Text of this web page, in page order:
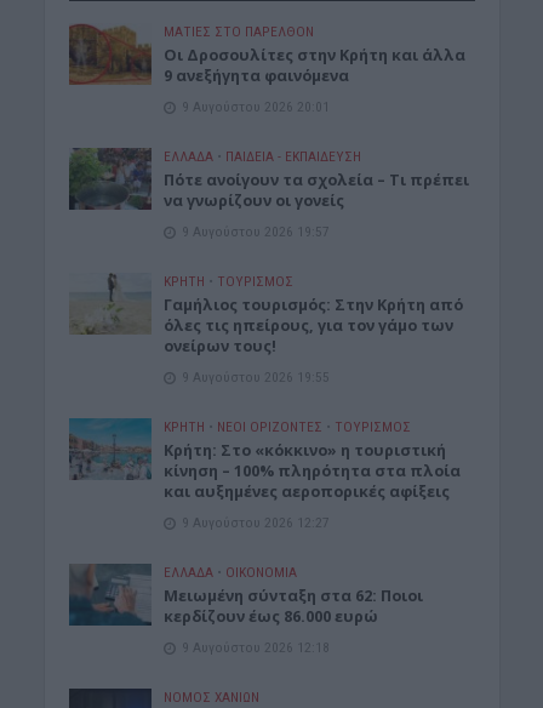
ΜΑΤΙΕΣ ΣΤΟ ΠΑΡΕΛΘΟΝ
Οι Δροσουλίτες στην Κρήτη και άλλα
9 ανεξήγητα φαινόμενα
9 Αυγούστου 2026 20:01
ΕΛΛΑΔΑ • ΠΑΙΔΕΙΑ - ΕΚΠΑΙΔΕΥΣΗ
Πότε ανοίγουν τα σχολεία – Τι πρέπει
να γνωρίζουν οι γονείς
9 Αυγούστου 2026 19:57
ΚΡΗΤΗ • ΤΟΥΡΙΣΜΟΣ
Γαμήλιος τουρισμός: Στην Κρήτη από
όλες τις ηπείρους, για τον γάμο των
ονείρων τους!
9 Αυγούστου 2026 19:55
ΚΡΗΤΗ • ΝΕΟΙ ΟΡΙΖΟΝΤΕΣ • ΤΟΥΡΙΣΜΟΣ
Κρήτη: Στο «κόκκινο» η τουριστική
κίνηση – 100% πληρότητα στα πλοία
και αυξημένες αεροπορικές αφίξεις
9 Αυγούστου 2026 12:27
ΕΛΛΑΔΑ • ΟΙΚΟΝΟΜΙΑ
Μειωμένη σύνταξη στα 62: Ποιοι
κερδίζουν έως 86.000 ευρώ
9 Αυγούστου 2026 12:18
ΝΟΜΌΣ ΧΑΝΊΩΝ